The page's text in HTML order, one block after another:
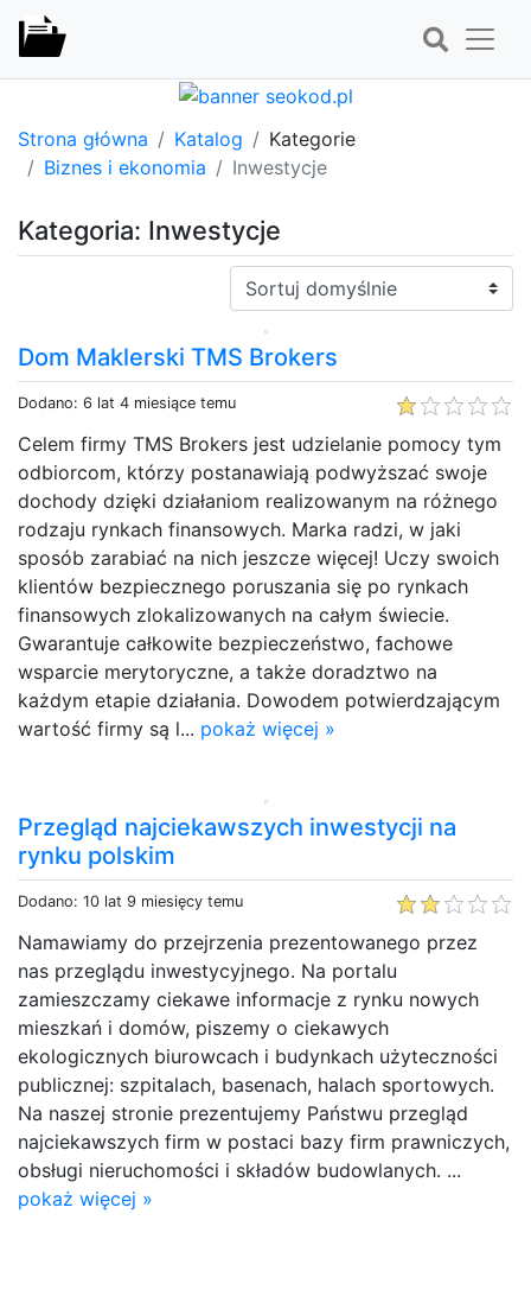
Strona główna Katalog
Kategorie
Biznes i ekonomia
Inwestycje
Kategoria: Inwestycje
Sortuj:
Dom Maklerski TMS Brokers
Dodano: 6 lat 4 miesiące temu
Celem firmy TMS Brokers jest udzielanie pomocy tym
odbiorcom, którzy postanawiają podwyższać swoje
dochody dzięki działaniom realizowanym na różnego
rodzaju rynkach finansowych. Marka radzi, w jaki
sposób zarabiać na nich jeszcze więcej! Uczy swoich
klientów bezpiecznego poruszania się po rynkach
finansowych zlokalizowanych na całym świecie.
Gwarantuje całkowite bezpieczeństwo, fachowe
wsparcie merytoryczne, a także doradztwo na
każdym etapie działania. Dowodem potwierdzającym
wartość firmy są l... pokaż więcej »
Przegląd najciekawszych inwestycji na
rynku polskim
Dodano: 10 lat 9 miesięcy temu
Namawiamy do przejrzenia prezentowanego przez
nas przeglądu inwestycyjnego. Na portalu
zamieszczamy ciekawe informacje z rynku nowych
mieszkań i domów, piszemy o ciekawych
ekologicznych biurowcach i budynkach użyteczności
publicznej: szpitalach, basenach, halach sportowych.
Na naszej stronie prezentujemy Państwu przegląd
najciekawszych firm w postaci bazy firm prawniczych,
obsługi nieruchomości i składów budowlanych. ...
pokaż więcej »